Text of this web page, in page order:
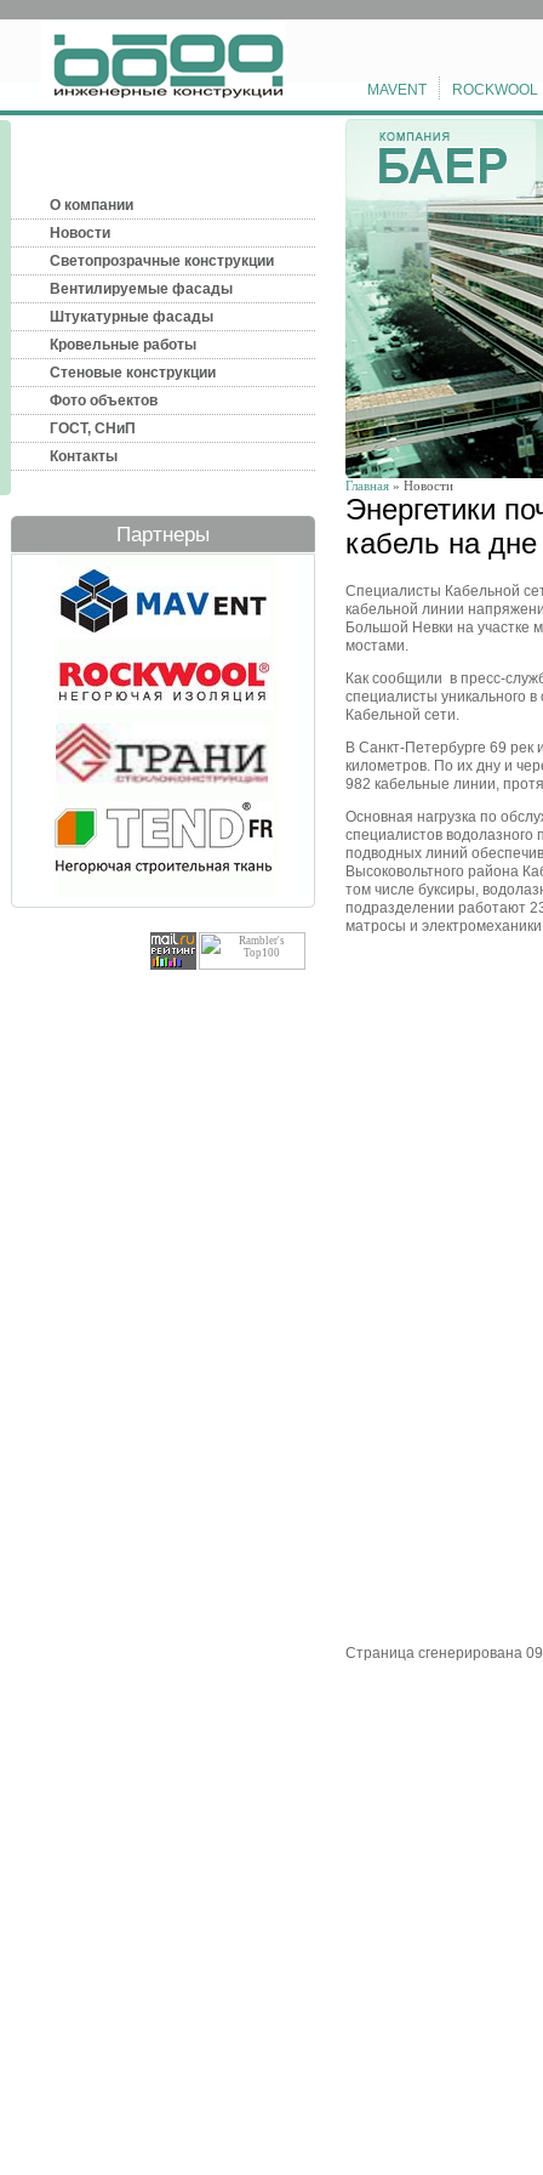
MAVENT ROCKWOOL
О компании
Новости
Светопрозрачные конструкции
Вентилируемые фасады
Штукатурные фасады
Кровельные работы
Стеновые конструкции
Фото объектов
ГОСТ, СНиП
Контакты
Партнеры
Главная » Новости
Энергетики
кабель на
Специалисты Кабельной
кабельной линии
Большой Невки на участке
мостами.
Как сообщили в пресс-
специалисты уникального
Кабельной сети.
В Санкт-Петербурге 69
километров. По их дну и
982 кабельные линии,
Основная нагрузка по
специалистов
подводных линий
Высоковольтного района
том числе буксиры,
подразделении работают
матросы и
Страница сгенерирована